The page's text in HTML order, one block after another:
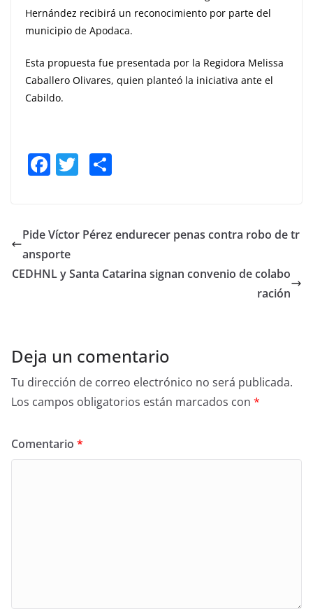
Hernández recibirá un reconocimiento por parte del
municipio de Apodaca.
Esta propuesta fue presentada por la Regidora Melissa
Caballero Olivares, quien planteó la iniciativa ante el
Cabildo.
F
e
b
o
T
er e
Pide Víctor Pérez endurecer penas contra robo de tr
ansporte
CEDHNL y Santa Catarina signan convenio de colabo
ración
Deja un comentario
Tu dirección de correo electrónico no será publicada.
Los campos obligatorios están marcados con *
Comentario *